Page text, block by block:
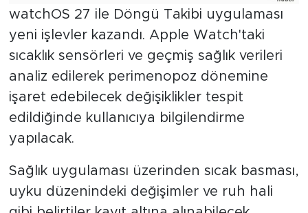
watchOS 27 ile Döngü Takibi uygulaması
yeni işlevler kazandı. Apple Watch'taki
sıcaklık sensörleri ve geçmiş sağlık verileri
analiz edilerek perimenopoz dönemine
işaret edebilecek değişiklikler tespit
edildiğinde kullanıcıya bilgilendirme
yapılacak.
Sağlık uygulaması üzerinden sıcak basması,
uyku düzenindeki değişimler ve ruh hali